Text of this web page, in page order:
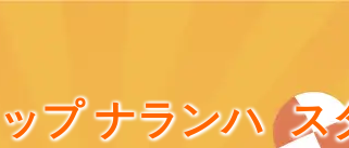
プ ナランハ ス